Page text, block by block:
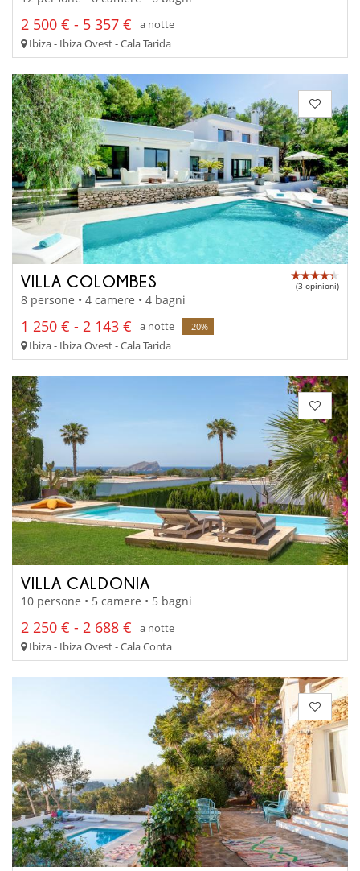
2 500 € - 5 357 €
a notte
Ibiza - Ibiza Ovest - Cala Tarida
VILLA COLOMBES (3 opinioni)
8 persone • 4 camere • 4 bagni
1 250 € - 2 143 € a notte -20%
Ibiza - Ibiza Ovest - Cala Tarida
VILLA CALDONIA
10 persone • 5 camere • 5 bagni
2 250 € - 2 688 €
a notte
Ibiza - Ibiza Ovest - Cala Conta